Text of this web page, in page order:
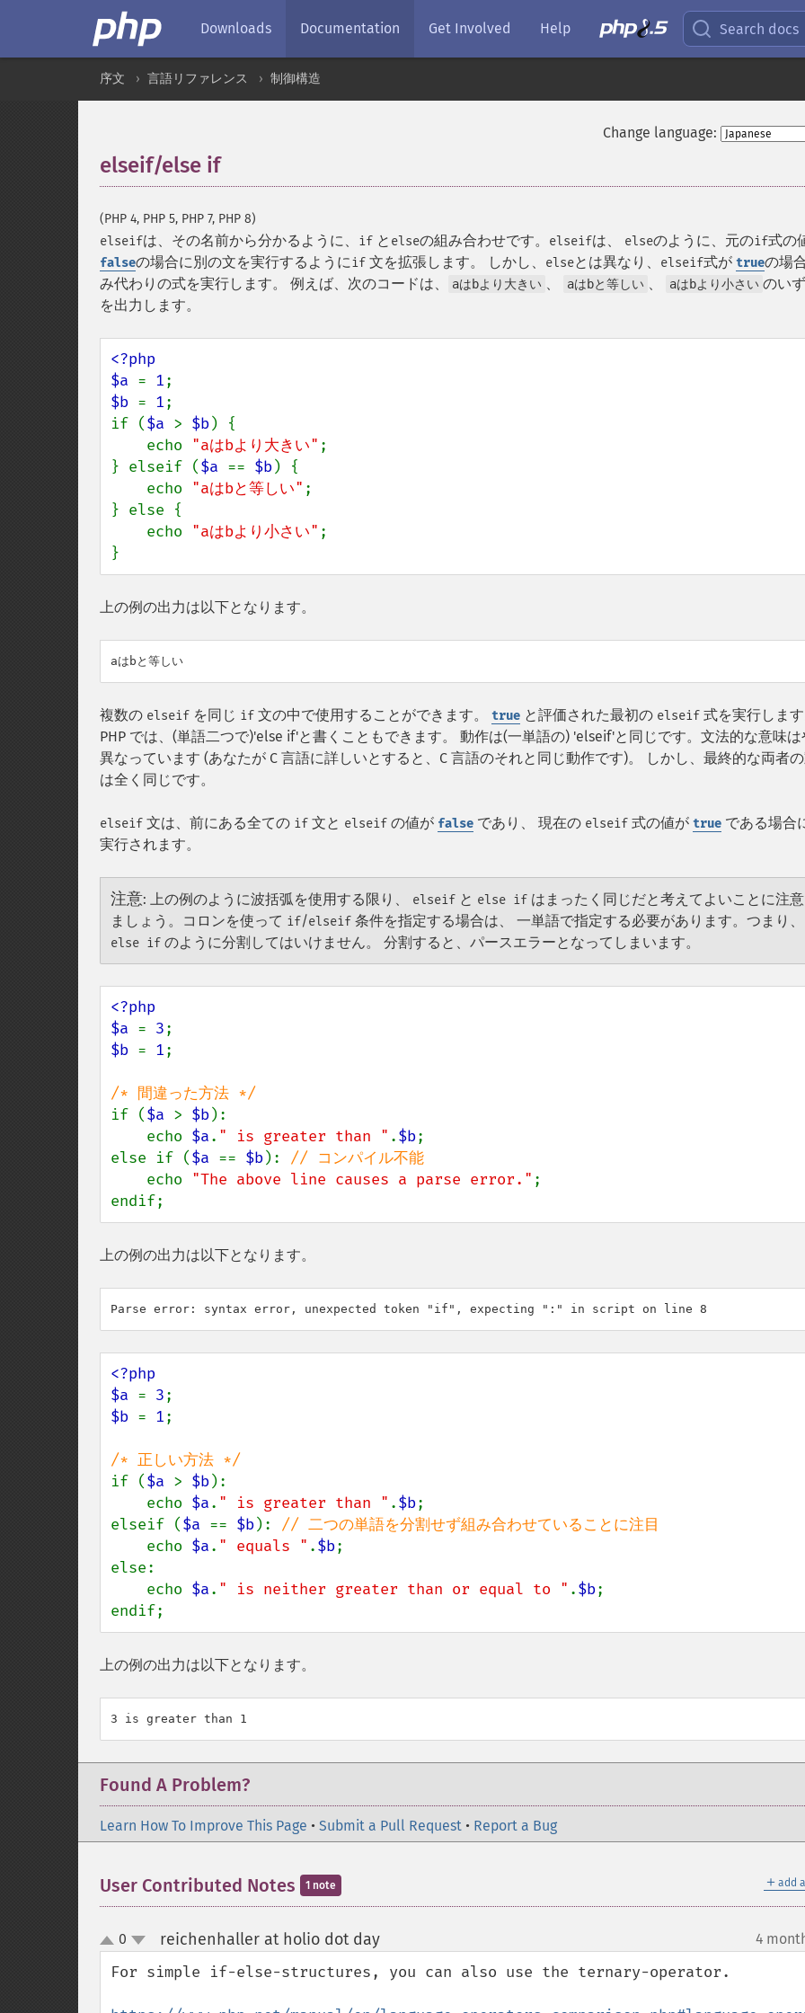
Downloads Documentation Get Involved Help Search docs
序文 言語リファレンス 制御構造
Change language:
elseif/else if¶
(PHP 4, PHP 5, PHP 7, PHP 8)
elseifは、その名前から分かるように、 if と elseの組み合わせです。 elseifは、 elseのように、元のif式の
falseの場合に別の文を実行するようにif 文を拡張します。 しかし、 elseとは異なり、 elseif式が trueの場
み代わりの式を実行します。 例えば、次のコードは、
aはbより大きい 、 aはbと等しい 、 aはbより小さい のい
を出力します。
<?php
$a = 1
$b = 1;
if ($a > $b) {
    echo
"aはbより大きい" ;
} elseif ($a == $b) {
    echo
"aはbと等しい" ;
} else {
    echo
"aはbより小さい" ;
}
上の例の出力は以下となります。
複数の elseif を同じ if 文の中で使用することができます。 true と評価された最初の elseif 式を実行します
PHP では、(単語二つで)'else if'と書くこともできます。 動作は(一単語の) 'elseif'と同じです。文法的な意味は
異なっています (あなたが C 言語に詳しいとすると、C 言語のそれと同じ動作です)。 しかし、最終的な両者
は全く同じです。
elseif 文は、前にある全ての if 文と elseif の値が false であり、 現在の elseif 式の値が true である場合
実行されます。
注意: 上の例のように波括弧を使用する限り、 elseif と else if はまったく同じだと考えてよいことに注
ましょう。コロンを使って if/elseif 条件を指定する場合は、 一単語で指定する必要があります。つまり、
else if のように分割してはいけません。 分割すると、パースエラーとなってしまいます。
<?php
$a = 3
$b = 1;
if ($a > $b):
    echo
$a. " is greater than " .$b;
else if ($a == $b): // コンパイル不能
echo "The above line causes a parse error." ;
endif;
上の例の出力は以下となります。
<?php
$a = 3
$b = 1;
if ($a > $b):
    echo
$a. " is greater than " .$b;
elseif ($a == $b): // 二つの単語を分割せず組み合わせていることに注目
echo $a. " equals " .$b;
else:
    echo
$a. " is neither greater than or equal to " .$b;
endif;
上の例の出力は以下となります。
Found A Problem?
Learn How To Improve This Page • Submit a Pull Request • Report a Bug
＋ add
User Contributed Notes 1 note
up
down
0 reichenhaller at holio dot day¶ 4
For simple if-else-structures, you can also use the ternary-operator.